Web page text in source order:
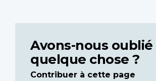
Avons-nous oublié
quelque chose ?
Contribuer à cette page